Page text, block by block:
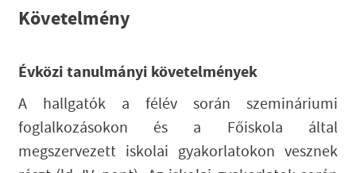
Követelmény
Évközi tanulmányi követelmények
A hallgatók a félév során szemináriumi
foglalkozásokon és a Főiskola által
megszervezett iskolai gyakorlatokon vesznek